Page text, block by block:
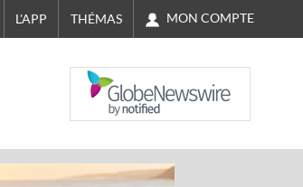
L'APP THÉMAS MON COMPTE
NASDAQ